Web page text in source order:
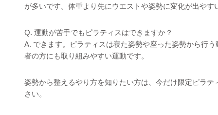
が多いです。体重より先にウエストや姿勢に変化が出やす
Q. 運動が苦手でもピラティスはできますか？
A. できます。ピラティスは寝た姿勢や座った姿勢から行
者の方にも取り組みやすい運動です。
姿勢から整えるやり方を知りたい方は、今だけ限定ピラ
さい。